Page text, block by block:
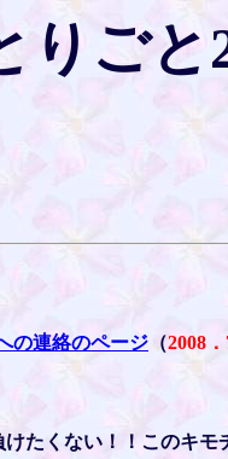
りごと
の連絡のページ （2008
たくない！！このキモ